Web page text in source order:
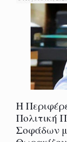
Η
Πολιτική
Σοφάδων